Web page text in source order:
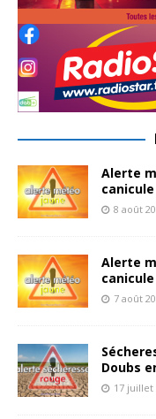
Alerte
8 août
Alerte
7 août
Doubs
17 juillet